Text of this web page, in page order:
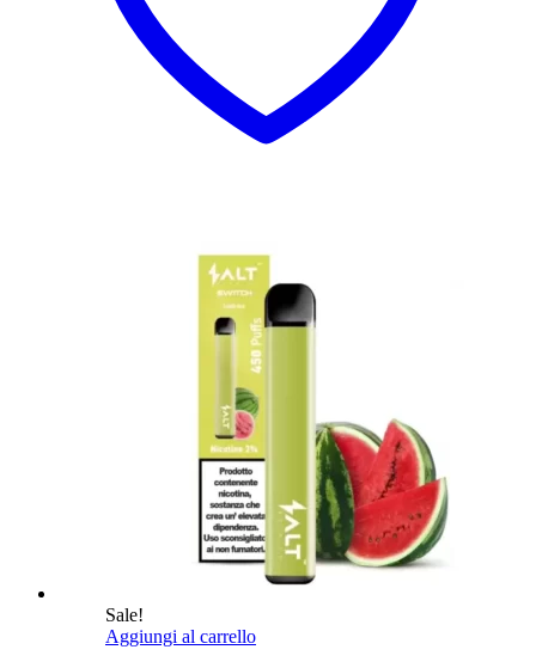
Sale!
Aggiungi al carrello